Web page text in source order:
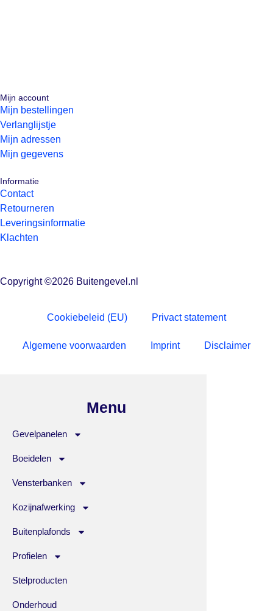
Mijn account
Mijn bestellingen
Verlanglijstje
Mijn adressen
Mijn gegevens
Informatie
Contact
Retourneren
Leveringsinformatie
Klachten
Copyright ©2026 Buitengevel.nl
Cookiebeleid (EU) Privact statement
Algemene voorwaarden Imprint Disclaimer
Menu
Gevelpanelen
Boeidelen
Vensterbanken
Kozijnafwerking
Buitenplafonds
Profielen
Stelproducten
Onderhoud